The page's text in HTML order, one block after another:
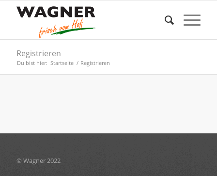
Registrieren
Du bist hier: Startseite / Registrieren
© Wagner 2022